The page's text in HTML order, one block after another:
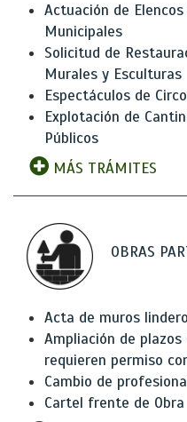
Actuación de
Municipales
Solicitud de
Murales y Esculturas
Espectáculos de Circo
Explotación de
Públicos
MÁS TRÁMITES
OBRAS
Acta de muros
Ampliación de
requieren permiso
Cambio de
Cartel frente de Obra